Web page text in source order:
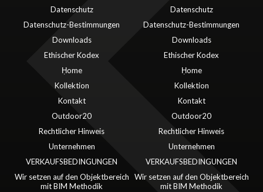
Datenschutz
Datenschutz-Bestimmungen
Downloads
Ethischer Kodex
Ḥome
Kollektion
Kontakt
Outdoor20
Rechtlicher Hinweis
Unternehmen
VERKAUFSBEDINGUNGEN
Wir setzen auf den Objektbereich
mit BIM Methodik
Datenschutz
Datenschutz-Bestimmungen
Downloads
Ethischer Kodex
Ḥome
Kollektion
Kontakt
Outdoor20
Rechtlicher Hinweis
Unternehmen
VERKAUFSBEDINGUNGEN
Wir setzen auf den Objektbereich
mit BIM Methodik